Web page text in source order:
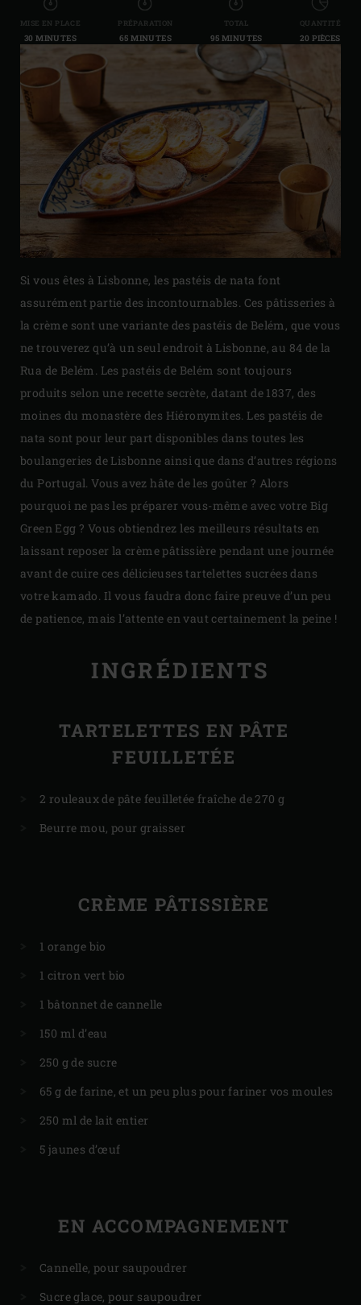
MISE EN PLACE
30 MINUTES
PRÉPARATION
65 MINUTES
TOTAL
95 MINUTES
QUANTITÉ
20 PIÈCES
Si vous êtes à Lisbonne, les pastéis de nata font
assurément partie des incontournables. Ces pâtisseries à
la crème sont une variante des pastéis de Belém, que vous
ne trouverez qu’à un seul endroit à Lisbonne, au 84 de la
Rua de Belém. Les pastéis de Belém sont toujours
produits selon une recette secrète, datant de 1837, des
moines du monastère des Hiéronymites. Les pastéis de
nata sont pour leur part disponibles dans toutes les
boulangeries de Lisbonne ainsi que dans d’autres régions
du Portugal. Vous avez hâte de les goûter ? Alors
pourquoi ne pas les préparer vous-même avec votre Big
Green Egg ? Vous obtiendrez les meilleurs résultats en
laissant reposer la crème pâtissière pendant une journée
avant de cuire ces délicieuses tartelettes sucrées dans
votre kamado. Il vous faudra donc faire preuve d’un peu
de patience, mais l’attente en vaut certainement la peine !
INGRÉDIENTS
TARTELETTES EN PÂTE
FEUILLETÉE
2 rouleaux de pâte feuilletée fraîche de 270 g
Beurre mou, pour graisser
CRÈME PÂTISSIÈRE
1 orange bio
1 citron vert bio
1 bâtonnet de cannelle
150 ml d’eau
250 g de sucre
65 g de farine, et un peu plus pour fariner vos moules
250 ml de lait entier
5 jaunes d’œuf
EN ACCOMPAGNEMENT
Cannelle, pour saupoudrer
Sucre glace, pour saupoudrer